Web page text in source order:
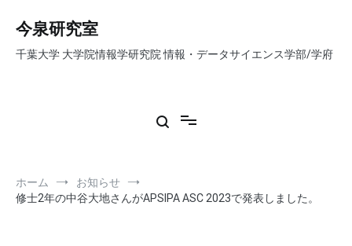
今泉研究室
千葉大学 大学院情報学研究院 情報・データサイエンス学部/学府
ホーム
お知らせ
修士2年の中谷大地さんがAPSIPA ASC 2023で発表しました。